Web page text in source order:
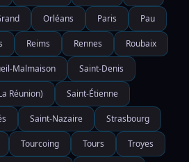
Orléans Paris Pau
Reims Rennes Roubaix
Malmaison Saint-Denis
Réunion) Saint-Étienne
Saint-Nazaire Strasbourg
Tourcoing Tours Troyes